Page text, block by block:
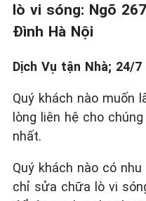
lò vi sóng: Ngõ
Đình Hà Nội
Dịch Vụ tận Nhà; 24/7
Quý khách nào muốn
lòng liên hệ cho
nhất.
Quý khách nào có
chỉ sửa chữa lò vi